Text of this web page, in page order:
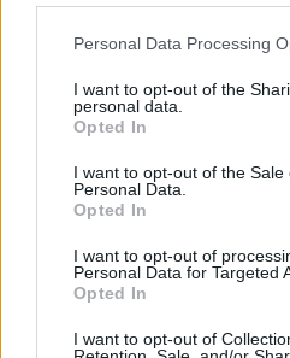
Please note that this website/
not limited to your visit or usage
grant or deny consent to Google
use your data for below
consent section.
Personal Data Processing
I want to opt-out of the
personal data.
Opted In
I want to opt-out of the Sale
Personal Data.
Opted In
I want to opt-out of
Personal Data for Targeted
Opted In
I want to opt-out of
las recomendaciones de
comunidad viajera está
rutas que confluyen en
recorrer alguno de sus
por qué esta tierra se está
destacado en el mapa
AUTOR